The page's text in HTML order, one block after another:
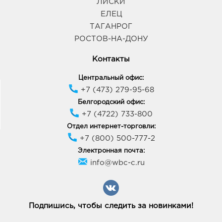
394070, Воронежская обл, г Воронеж, ул
График работы: 9:00 - 21:00
Воронеж Европа: 317.0 руб.
Ленинский, д. 95б
График работы:
Грязи Линия: 317.0 руб.
399056, Липецкая обл, р-н Грязинский, г Грязи, ул
30 лет Победы, д. 61а
309181, Белгородская обл, г Губкин, ул
Севастопольская, д. 2а
График работы:9:00 - 20:00
ЛИСКИ
ЕЛЕЦ
ТАГАНРОГ
РОСТОВ-НА-ДОНУ
Контакты
Центральный офис:
+7 (473) 279-95-68
Белгородский офис:
+7 (4722) 733-800
Отдел интернет-торговли:
+7 (800) 500-777-2
Электронная почта:
info@wbc-c.ru
Подпишись, чтобы следить за новинками!